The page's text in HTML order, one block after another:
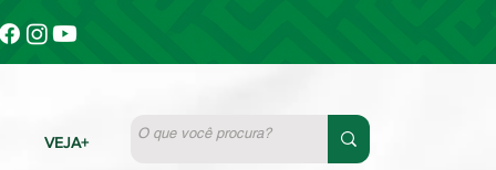
VEJA+